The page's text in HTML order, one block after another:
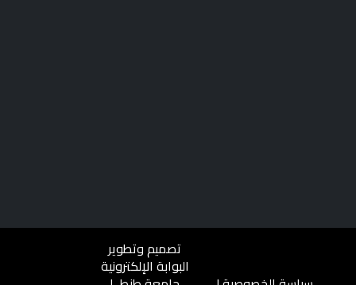
تصميم وتطوير
البوابة الإلكترونية